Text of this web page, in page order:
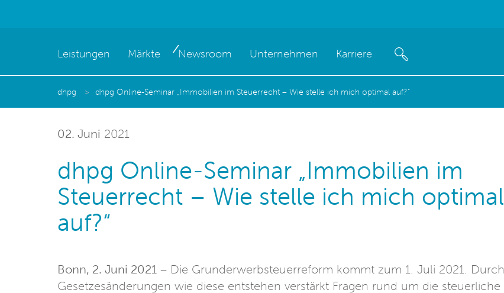
Leistungen Märkte Newsroom Unternehmen Karriere
dhpg dhpg Online-Seminar „Immobilien im Steuerrecht – Wie stelle ich mich optimal auf?“
02. Juni 2021
dhpg Online-Seminar „Immobilien im
Steuerrecht – Wie stelle ich mich optimal
auf?“
Bonn, 2. Juni 2021 – Die Grunderwerbsteuerreform kommt zum 1. Juli 2021. Durch
Gesetzesänderungen wie diese entstehen verstärkt Fragen rund um die steuerliche